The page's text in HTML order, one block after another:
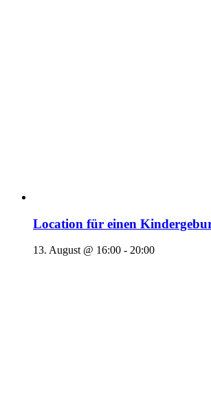
Location für einen
13. August @ 16:00 - 20:00